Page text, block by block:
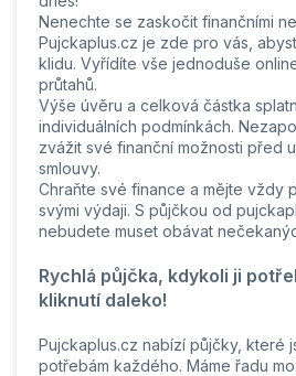
Nenechte se zaskočit finančními
Pujckaplus.cz je zde pro vás,
klidu. Vyřídíte vše jednoduše
průtahů.
Výše úvěru a celková částka
individuálních podmínkách.
zvážit své finanční možnosti před
smlouvy.
Chraňte své finance a mějte vždy
svými výdaji. S půjčkou od
nebudete muset obávat
Rychlá půjčka, kdykoli ji
kliknutí daleko!
Pujckaplus.cz nabízí půjčky, které
potřebám každého. Máme řadu